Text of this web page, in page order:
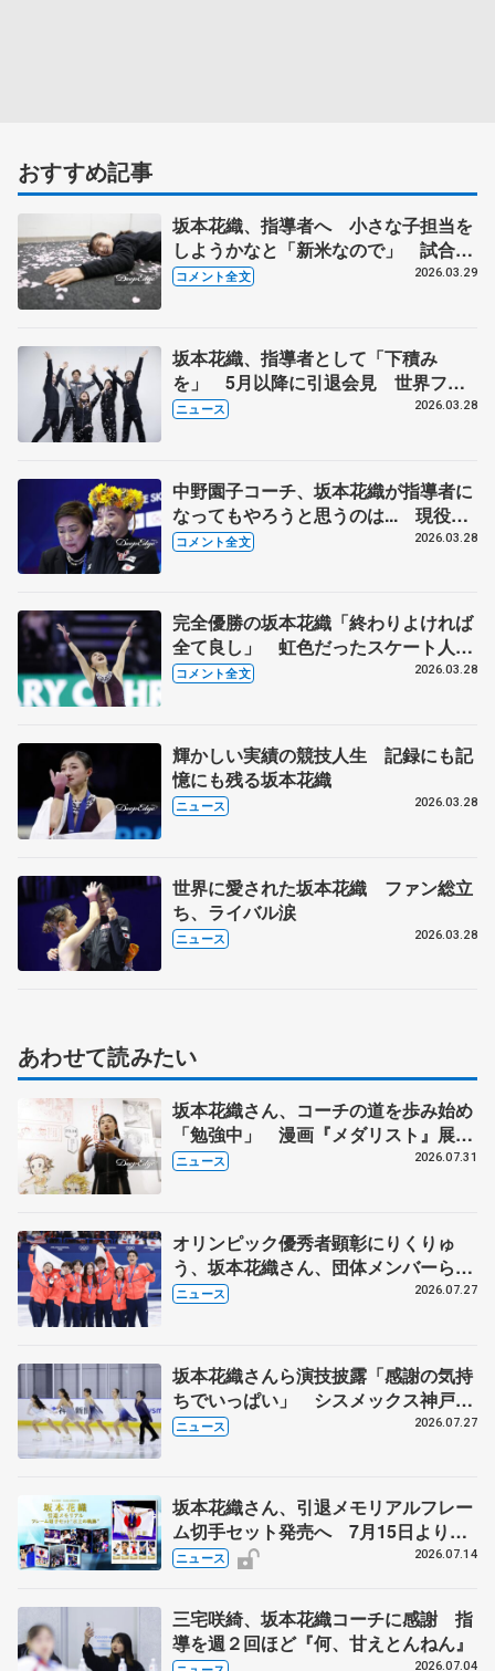
おすすめ記事
坂本花織、指導者へ 小さな子担当を
しようかなと「新米なので」 試合後
「人生初でスコーン食べた」、報道陣
コメント全文 2026.03.29
坂本花織、指導者として「下積み
を」 5月以降に引退会見 世界フィ
ギュア優勝から一夜明け
ニュース 2026.03.28
中野園子コーチ、坂本花織が指導者に
なってもやろうと思うのは... 現役は
「今日で終わり。楽しんで帰ってくれ
コメント全文 2026.03.28
完全優勝の坂本花織「終わりよければ
全て良し」 虹色だったスケート人
生、これからの人生にプラスするの
コメント全文 2026.03.28
輝かしい実績の競技人生 記録にも記
憶にも残る坂本花織
ニュース 2026.03.28
世界に愛された坂本花織 ファン総立
ち、ライバル涙
ニュース 2026.03.28
あわせて読みたい
坂本花織さん、コーチの道を歩み始め
「勉強中」 漫画『メダリスト』展覧
会で子どもたちにエール
ニュース 2026.07.31
オリンピック優秀者顕彰にりくりゅ
う、坂本花織さん、団体メンバーら
8月7日に文科省が表彰式、ブルーノ・
ニュース 2026.07.27
坂本花織さんら演技披露「感謝の気持
ちでいっぱい」 シスメックス神戸ア
イスキャンパス開場1周年イベント
ニュース 2026.07.27
坂本花織さん、引退メモリアルフレー
ム切手セット発売へ 7月15日より申
込受付開始
ニュース 2026.07.14
三宅咲綺、坂本花織コーチに感謝 指
導を週２回ほど『何、甘えとんねん』
2026.07.04